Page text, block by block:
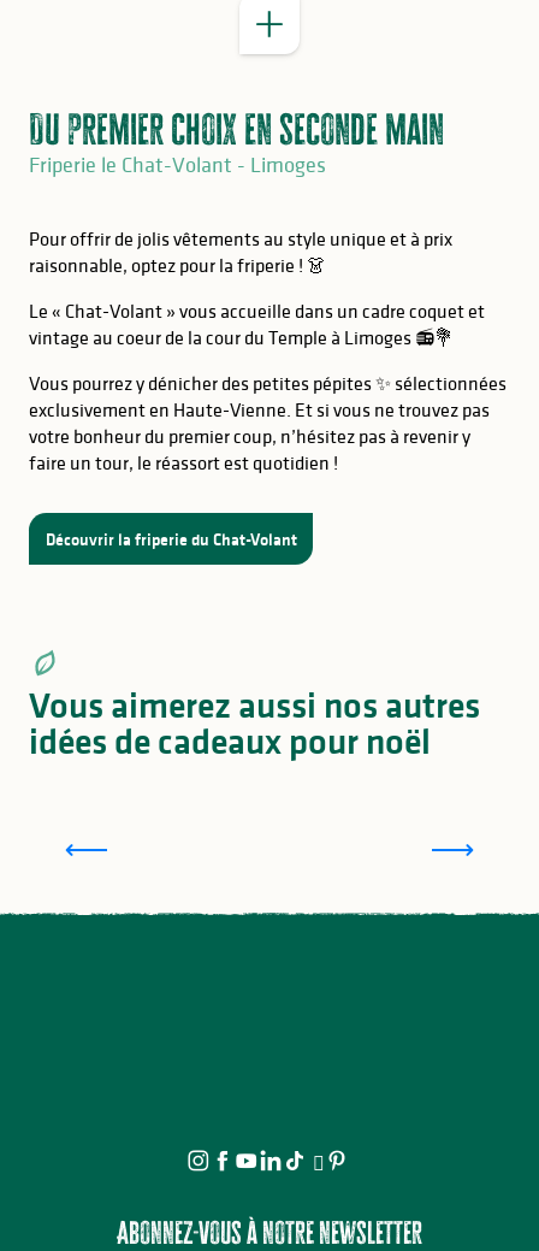
Du premier choix en seconde main
Friperie le Chat-Volant - Limoges
Pour offrir de jolis vêtements au style unique et à prix
raisonnable, optez pour la friperie ! 👗
Le « Chat-Volant » vous accueille dans un cadre coquet et
vintage au coeur de la cour du Temple à Limoges 📻💐
Vous pourrez y dénicher des petites pépites ✨ sélectionnées
exclusivement en Haute-Vienne. Et si vous ne trouvez pas
votre bonheur du premier coup, n’hésitez pas à revenir y
faire un tour, le réassort est quotidien !
Découvrir la friperie du Chat-Volant
Vous aimerez aussi nos autres
idées de cadeaux pour noël
Abonnez-vous à notre newsletter